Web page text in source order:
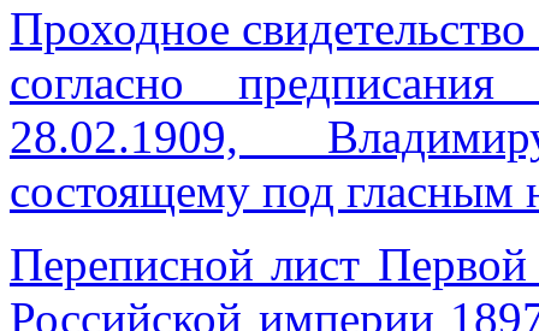
Проходное
согласно
28.02.1909,
состоящему под гласным
Переписной лист
Российской империи